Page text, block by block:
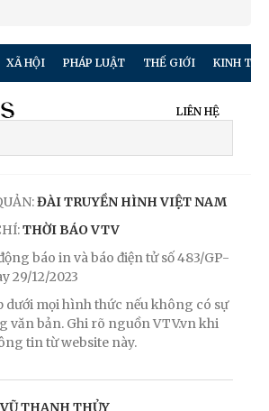
XÃ HỘI PHÁP LUẬT THẾ GIỚI KINH TẾ
LIÊN HỆ
ĐÀI TRUYỀN HÌNH VIỆT NAM
THỜI BÁO VTV
báo in và báo điện tử số 483/GP-
29/12/2023
dưới mọi hình thức nếu không có sự
văn bản. Ghi rõ nguồn VTV.vn khi
tin từ website này.
THANH THỦY